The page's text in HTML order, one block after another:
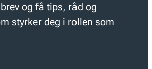
og få tips, råd og
styrker deg i rollen som